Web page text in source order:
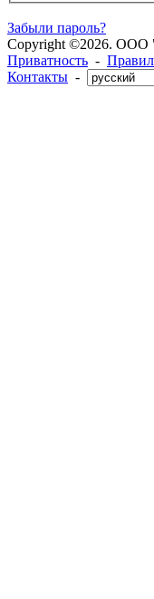
Забыли пароль?
Copyright ©2026. ООО
Приватность -
Контакты -